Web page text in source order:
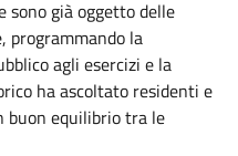
sono già oggetto delle
programmando la
agli esercizi e la
ha ascoltato residenti e
buon equilibrio tra le